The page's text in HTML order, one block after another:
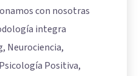
con nosotras
integra
Neurociencia,
Positiva,